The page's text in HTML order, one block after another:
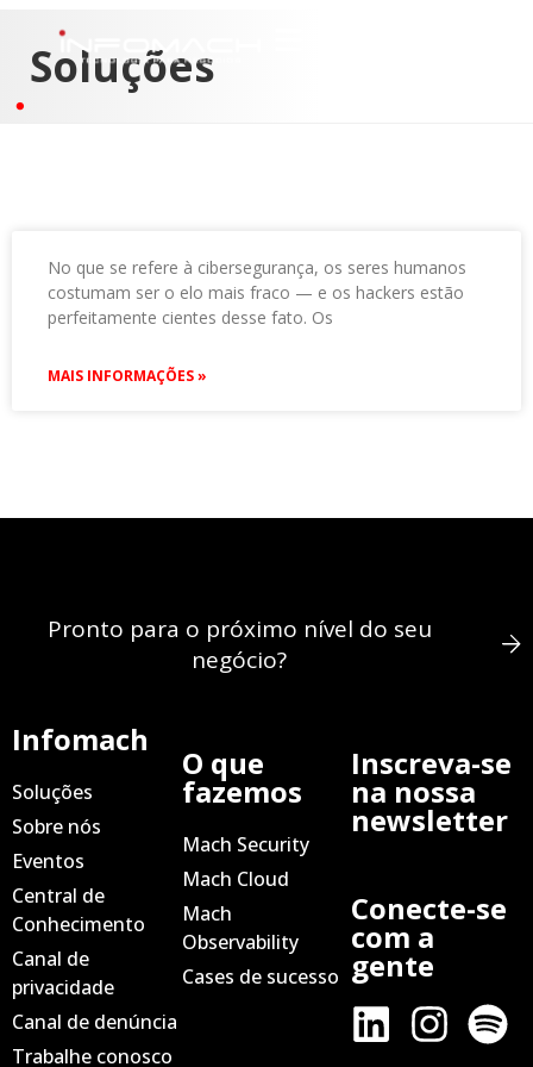
Soluções
No que se refere à cibersegurança, os seres humanos
costumam ser o elo mais fraco — e os hackers estão
perfeitamente cientes desse fato. Os
MAIS INFORMAÇÕES »
Pronto para o próximo nível do seu
negócio?
Infomach
Soluções
Sobre nós
Eventos
Central de
Conhecimento
Canal de
privacidade
Canal de denúncia
Trabalhe conosco
O que
fazemos
Mach Security
Mach Cloud
Mach
Observability
Cases de sucesso
Inscreva-se
na nossa
newsletter
Conecte-se
com a
gente